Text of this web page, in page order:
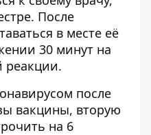
После
в месте её
30 минут на
реакции.
после
вакцины, вторую
на 6